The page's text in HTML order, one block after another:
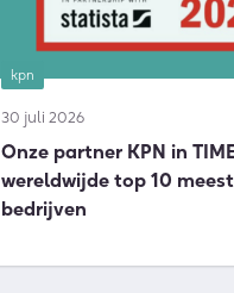
kpn
30 juli 2026
Onze partner KPN in
wereldwijde top 10
bedrijven